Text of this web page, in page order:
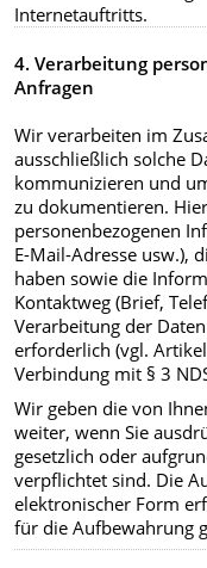
Internetauftritts.
4. Verarbeitung
Anfragen
Wir verarbeiten im
ausschließlich solche
kommunizieren und
zu dokumentieren.
personenbezogenen
E-Mail-Adresse usw.),
haben sowie die
Kontaktweg (Brief,
Verarbeitung der
erforderlich (vgl.
Verbindung mit § 3
Wir geben die von
weiter, wenn Sie
gesetzlich oder
verpflichtet sind. Die
elektronischer Form
für die Aufbewahrung